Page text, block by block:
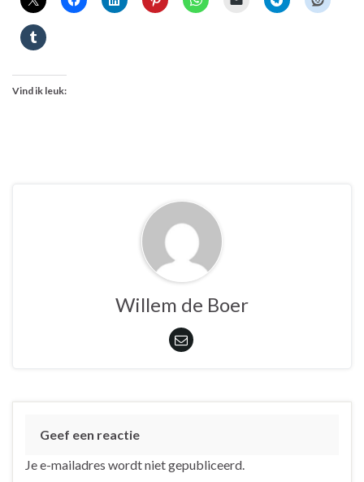
Vind ik leuk:
Willem de Boer
Geef een reactie
Je e-mailadres wordt niet gepubliceerd.